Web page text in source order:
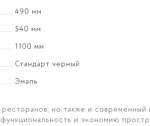
490 мм
540 мм
1100 мм
Стандарт черный
Эмаль
но также и современный
и экономию